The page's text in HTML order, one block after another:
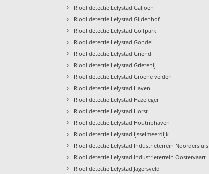
› Riool detectie Lelystad Galjoen
› Riool detectie Lelystad Gildenhof
› Riool detectie Lelystad Golfpark
› Riool detectie Lelystad Gondel
› Riool detectie Lelystad Griend
› Riool detectie Lelystad Grietenij
› Riool detectie Lelystad Groene velden
› Riool detectie Lelystad Haven
› Riool detectie Lelystad Hazeleger
› Riool detectie Lelystad Horst
› Riool detectie Lelystad Houtribhaven
› Riool detectie Lelystad Ijsselmeerdijk
› Riool detectie Lelystad Industrieterrein Noordersluis
› Riool detectie Lelystad Industrieterrein Oostervaart
› Riool detectie Lelystad Jagersveld